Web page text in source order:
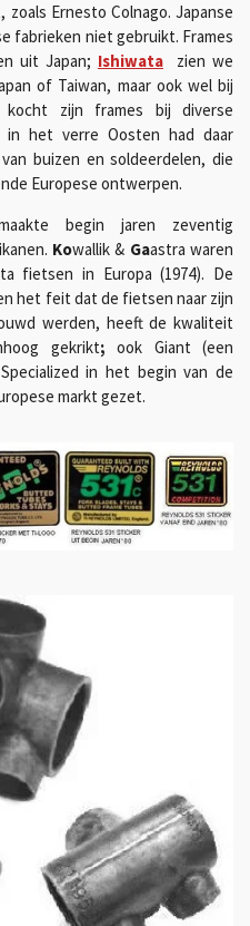
Ernesto Colnago. Japanse
fabrieken niet gebruikt. Frames
uit Japan; Ishiwata
zien we
of Taiwan, maar ook wel bij
kocht zijn frames bij diverse
in het verre Oosten had daar
buizen en soldeerdelen, die
Europese ontwerpen.
begin jaren zeventig
Kowallik& Gaastra waren
fietsen in Europa (1974). De
het feit dat de fietsen naar zijn
werden, heeft de kwaliteit
gekrikt; ook Giant (een
in het begin van de
markt gezet.